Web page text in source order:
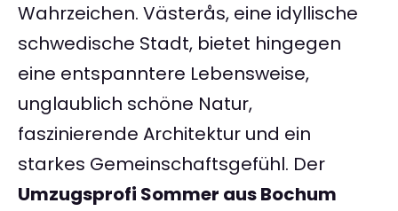
Wahrzeichen. Västerås, eine idyllische
schwedische Stadt, bietet hingegen
eine entspanntere Lebensweise,
unglaublich schöne Natur,
faszinierende Architektur und ein
starkes Gemeinschaftsgefühl. Der
Umzugsprofi Sommer aus Bochum